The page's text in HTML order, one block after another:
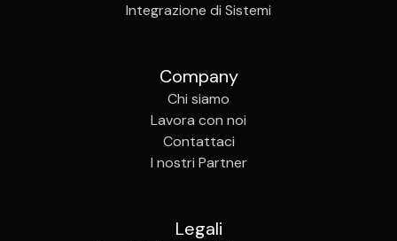
Integrazione di Sistemi
Company
Chi siamo
Lavora con noi
Contattaci
I nostri Partner
Legali